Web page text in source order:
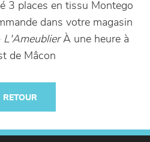
3 places en tissu Montego
dans votre magasin
L'AmeublierÀ une heure à
de Mâcon
RETOUR